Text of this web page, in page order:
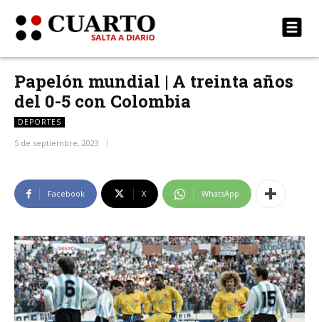
Papelón mundial | A treinta años
del 0-5 con Colombia
DEPORTES
5 de septiembre, 2023
Facebook X WhatsApp